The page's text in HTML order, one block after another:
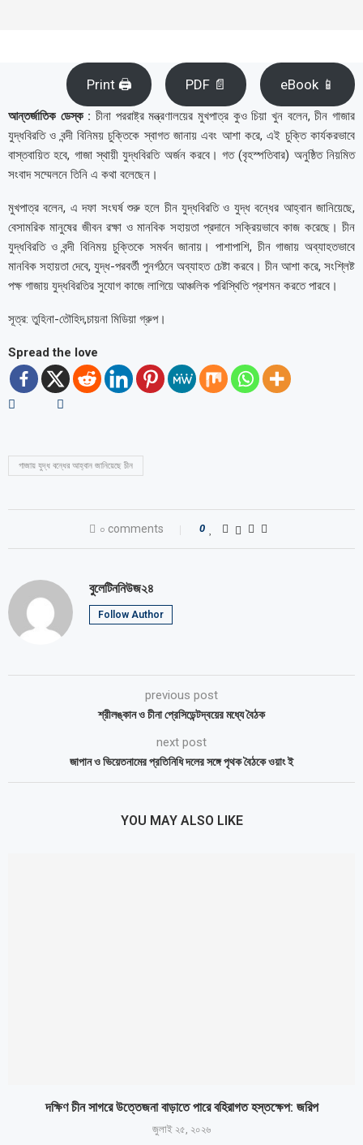
Print 🖨 PDF 📄 eBook 📱
আন্তর্জাতিক ডেস্ক : চীনা পররাষ্ট্র মন্ত্রণালয়ের মুখপাত্র কুও চিয়া খুন বলেন, চীন গাজার
যুদ্ধবিরতি ও বন্দী বিনিময় চুক্তিকে স্বাগত জানায় এবং আশা করে, এই চুক্তি কার্যকরভাবে
বাস্তবায়িত হবে, গাজা স্থায়ী যুদ্ধবিরতি অর্জন করবে। গত (বৃহস্পতিবার) অনুষ্ঠিত নিয়মিত
সংবাদ সম্মেলনে তিনি এ কথা বলেছেন।
মুখপাত্র বলেন, এ দফা সংঘর্ষ শুরু হলে চীন যুদ্ধবিরতি ও যুদ্ধ বন্ধের আহ্বান জানিয়েছে,
বেসামরিক মানুষের জীবন রক্ষা ও মানবিক সহায়তা প্রদানে সক্রিয়ভাবে কাজ করেছে। চীন
যুদ্ধবিরতি ও বন্দী বিনিময় চুক্তিকে সমর্থন জানায়। পাশাপাশি, চীন গাজায় অব্যাহতভাবে
মানবিক সহায়তা দেবে, যুদ্ধ-পরবর্তী পুনর্গঠনে অব্যাহত চেষ্টা করবে। চীন আশা করে, সংশ্লিষ্ট
পক্ষ গাজায় যুদ্ধবিরতির সুযোগ কাজে লাগিয়ে আঞ্চলিক পরিস্থিতি প্রশমন করতে পারবে।
সূত্র: তুহিনা-তৌহিদ,চায়না মিডিয়া গ্রুপ।
Spread the love
গাজায় যুদ্ধ বন্ধের আহ্বান জানিয়েছে চীন
০ comments 0
বুলেটিননিউজ২৪
Follow Author
previous post
শ্রীলঙ্কান ও চীনা প্রেসিডেন্টদ্বয়ের মধ্যে বৈঠক
next post
জাপান ও ভিয়েতনামের প্রতিনিধি দলের সঙ্গে পৃথক বৈঠকে ওয়াং ই
YOU MAY ALSO LIKE
দক্ষিণ চীন সাগরে উত্তেজনা বাড়াতে পারে বহিরাগত হস্তক্ষেপ: জরিপ
জুলাই ২৫, ২০২৬